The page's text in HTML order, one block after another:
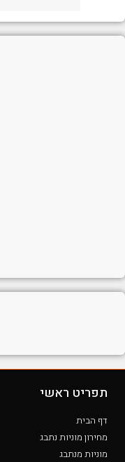
תפריט ראשי
דף הבית
מחירון מוניות נתבג
מוניות מנתבג